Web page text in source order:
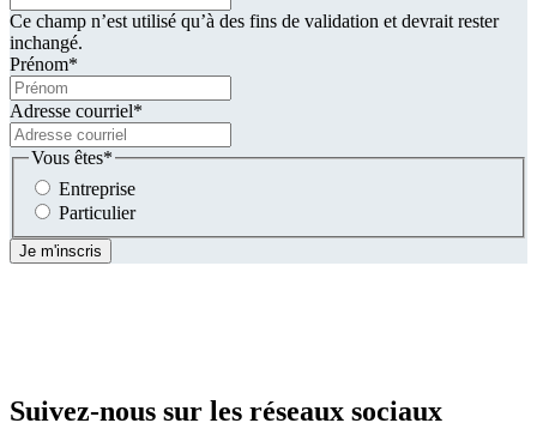
Ce champ n’est utilisé qu’à des fins de validation et devrait rester
inchangé.
Prénom*
Adresse courriel*
Vous êtes*
Entreprise
Particulier
Suivez-nous sur les réseaux sociaux